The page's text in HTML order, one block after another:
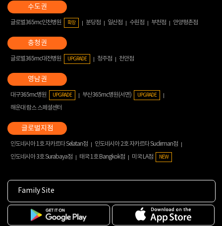
글로벌365mc인천병원 확장 분당점 일산점 수원점 부천점 안양평촌점
글로벌365mc대전병원 UPGRADE 청주점 천안점
대구365mc병원 UPGRADE 부산365mc병원(서면) UPGRADE
해운대 람스 스페셜센터
인도네시아 1호 자카르타 Selatan점
인도네시아 2호 자카르타 Sudirman점
인도네시아 3호 Surabaya점
태국 1호 Bangkok점 미국 LA점 NEW
Family Site